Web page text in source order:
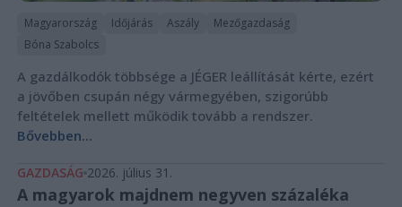
Magyarország Időjárás Aszály
Mezőgazdaság
Bóna Szabolcs
A gazdálkodók többsége a JÉGER leállítását kérte, ezért
a jövőben csupán négy vármegyében, szigorúbb
feltételek mellett működik tovább a rendszer.
Bővebben...
GAZDASÁG 2026. július 31.
A magyarok majdnem negyven százaléka